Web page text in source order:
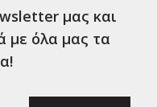
μας και
με όλα μας τα